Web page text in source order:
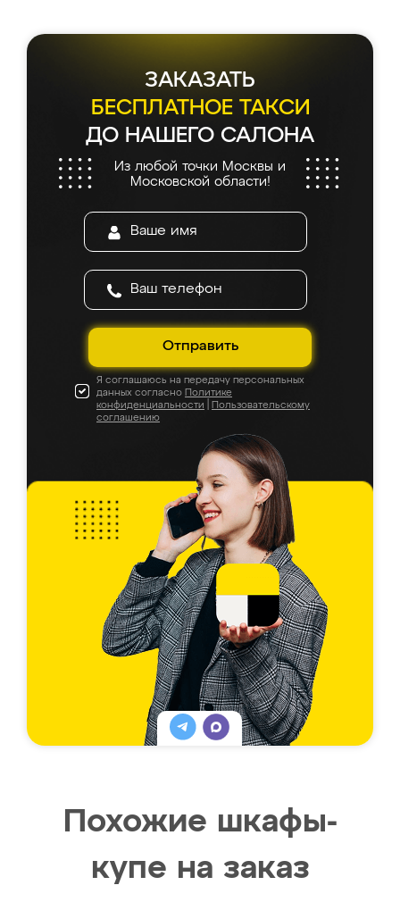
ЗАКАЗАТЬ
БЕСПЛАТНОЕ ТАКСИ
ДО НАШЕГО САЛОНА
Из любой точки Москвы и
Московской области!
Отправить
Я соглашаюсь на передачу персональных
данных согласно Политике
конфиденциальности
Пользовательскому
соглашению
Похожие шкафы-
купе на заказ